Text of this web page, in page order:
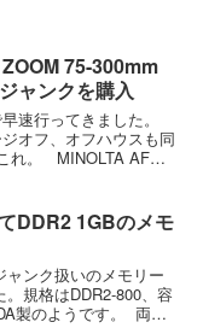
75-300mm
ャンクを購入
速行ってきました。
オフ、オフハウスも同
れ。 MINOLTA AF
DDR2 1GBのメモ
ャンク扱いのメモリー
規格はDDR2-800、容
製のようです。 両面